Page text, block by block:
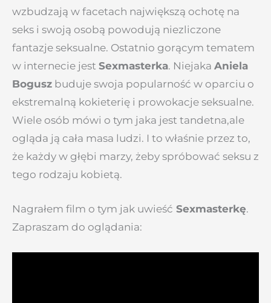
wzbudzają w facetach największą ochotę na
seks i swoją osobą powodują niezliczone
fantazje seksualne. Ostatnio gorącym tematem
w internecie jest Sexmasterka. Niejaka Aniela
Bogusz buduje swoja popularność w oparciu o
ekstremalną kokieterię i prowokacje seksualne.
Wiele osób mówi o tym jaka jest tandetna,ale
ogląda ją cała masa ludzi. I to właśnie przez to,
że każdy w głębi marzy, żeby spróbować seksu z
tego rodzaju kobietą.
Nagrałem film o tym jak uwieść Sexmasterkę.
Zapraszam do oglądania: